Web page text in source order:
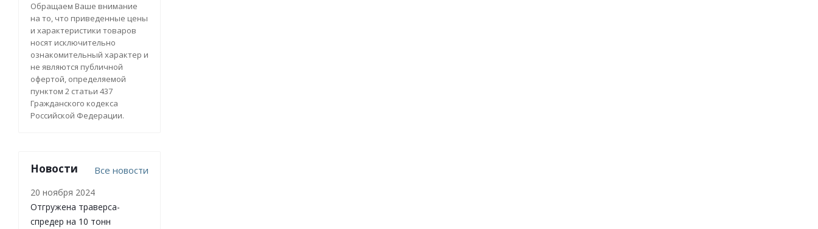
Обращаем Ваше внимание
на то, что приведенные цены
и характеристики товаров
носят исключительно
ознакомительный характер и
не являются публичной
офертой, определяемой
пунктом 2 статьи 437
Гражданского кодекса
Российской Федерации.
Новости Все новости
20 ноября 2024
Отгружена траверса-
спредер на 10 тонн